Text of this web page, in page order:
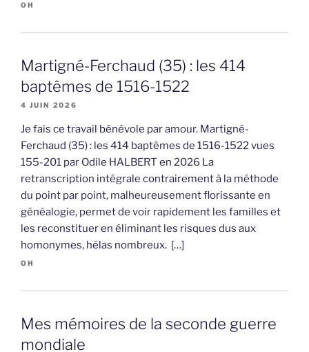
OH
Martigné-Ferchaud (35) : les 414
baptêmes de 1516-1522
4 JUIN 2026
Je fais ce travail bénévole par amour. Martigné-
Ferchaud (35) : les 414 baptêmes de 1516-1522 vues
155-201 par Odile HALBERT en 2026 La
retranscription intégrale contrairement à la méthode
du point par point, malheureusement florissante en
généalogie, permet de voir rapidement les familles et
les reconstituer en éliminant les risques dus aux
homonymes, hélas nombreux. […]
OH
Mes mémoires de la seconde guerre
mondiale